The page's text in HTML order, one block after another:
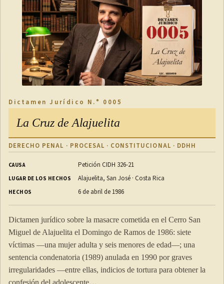
Dictamen Jurídico N.° 0005
La Cruz de Alajuelita
DERECHO PENAL · PROCESAL · CONSTITUCIONAL · DDHH
CAUSA Petición CIDH 326-21
LUGAR DE LOS HECHOS Alajuelita, San José · Costa Rica
HECHOS 6 de abril de 1986
Dictamen jurídico sobre la masacre cometida en el Cerro San
Miguel de Alajuelita el Domingo de Ramos de 1986: siete
víctimas —una mujer adulta y seis menores de edad—; una
sentencia condenatoria (1989) anulada en 1990 por graves
irregularidades —entre ellas, indicios de tortura para obtener la